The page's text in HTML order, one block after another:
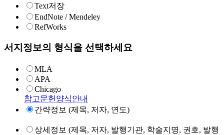
Text저장
EndNote / Mendeley
RefWorks
서지정보의 형식을 선택하세요
MLA
APA
Chicago
참고문헌양식안내
간략정보 (제목, 저자, 연도)
상세정보 (제목, 저자, 발행기관, 학술지명, 권호, 발행